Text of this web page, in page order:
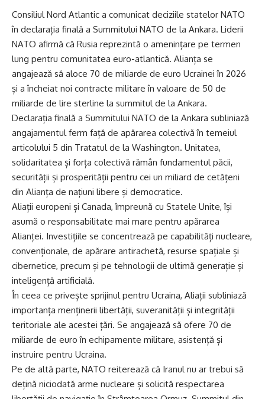
Consiliul Nord Atlantic a comunicat deciziile statelor NATO
în declarația finală a Summitului NATO de la Ankara. Liderii
NATO afirmă că Rusia reprezintă o amenințare pe termen
lung pentru comunitatea euro-atlantică. Alianța se
angajează să aloce 70 de miliarde de euro Ucrainei în 2026
și a încheiat noi contracte militare în valoare de 50 de
miliarde de lire sterline la summitul de la Ankara.
Declarația finală a Summitului NATO de la Ankara subliniază
angajamentul ferm față de apărarea colectivă în temeiul
articolului 5 din Tratatul de la Washington. Unitatea,
solidaritatea și forța colectivă rămân fundamentul păcii,
securității și prosperității pentru cei un miliard de cetățeni
din Alianța de națiuni libere și democratice.
Aliații europeni și Canada, împreună cu Statele Unite, își
asumă o responsabilitate mai mare pentru apărarea
Alianței. Investițiile se concentrează pe capabilități nucleare,
convenționale, de apărare antirachetă, resurse spațiale și
cibernetice, precum și pe tehnologii de ultimă generație și
inteligență artificială.
În ceea ce privește sprijinul pentru Ucraina, Aliații subliniază
importanța menținerii libertății, suveranității și integrității
teritoriale ale acestei țări. Se angajează să ofere 70 de
miliarde de euro în echipamente militare, asistență și
instruire pentru Ucraina.
Pe de altă parte, NATO reiterează că Iranul nu ar trebui să
dețină niciodată arme nucleare și solicită respectarea